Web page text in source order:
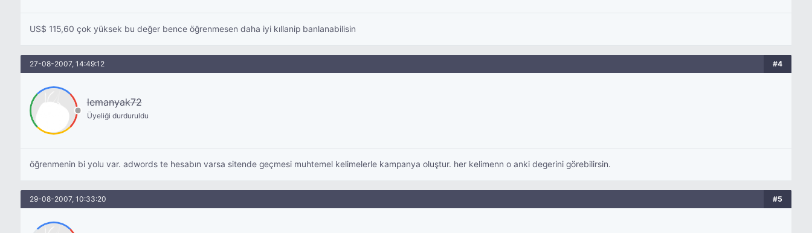
US$ 115,60 çok yüksek bu değer bence öğrenmesen daha iyi kıllanip banlanabilisin
27-08-2007, 14:49:12 #4
lemanyak72
Üyeliği durduruldu
öğrenmenin bi yolu var. adwords te hesabın varsa sitende geçmesi muhtemel kelimelerle kampanya oluştur. her kelimenn o anki degerini görebilirsin.
29-08-2007, 10:33:20 #5